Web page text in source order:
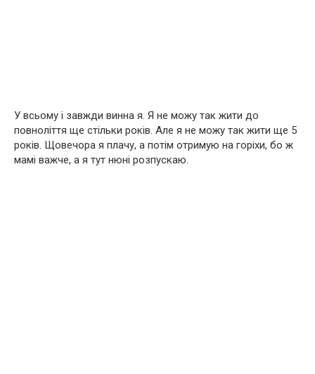
У всьому і завжди винна я. Я не можу так жити до
повноліття ще стільки років. Але я не можу так жити ще 5
років. Щовечора я плачу, а потім отримую на горіхи, бо ж
мамі важче, а я тут нюні розпускаю.